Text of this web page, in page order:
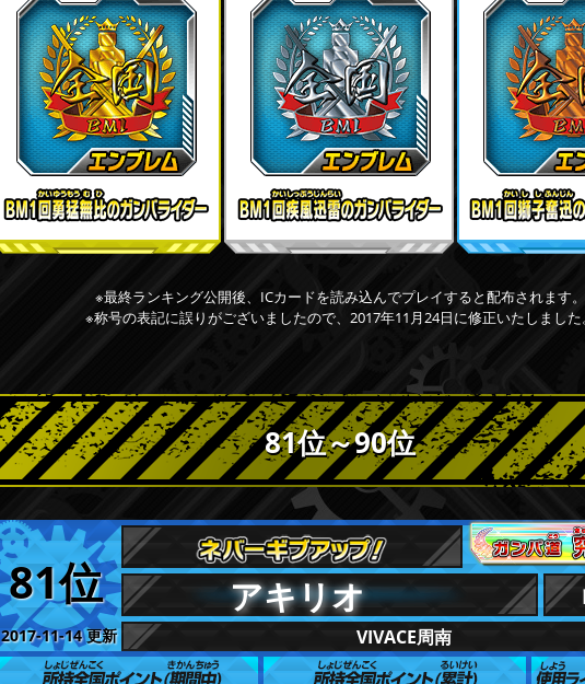
※最終ランキング公開後、ICカードを読み込んでプレイすると配布されます。
※称号の表記に誤りがございましたので、2017年11月24日に修正いたしました
81位～90位
81位
2017-11-14 更新
アキリオ
VIVACE周南